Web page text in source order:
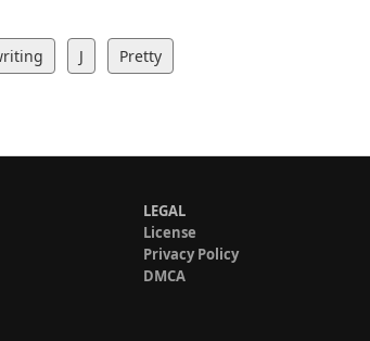
J Pretty
LEGAL
License
Privacy Policy
DMCA